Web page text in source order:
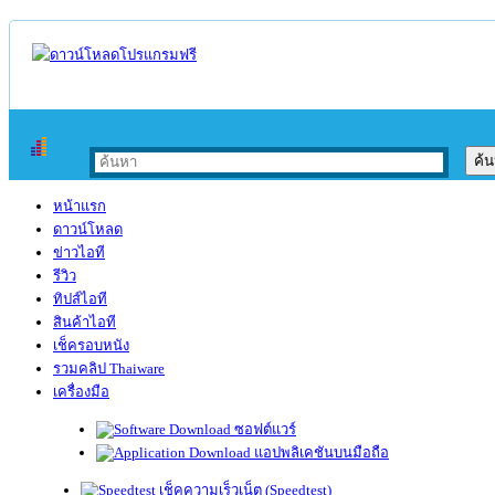
หน้าแรก
ดาวน์โหลด
ข่าวไอที
รีวิว
ทิปส์ไอที
สินค้าไอที
เช็ครอบหนัง
รวมคลิป Thaiware
เครื่องมือ
ซอฟต์แวร์
แอปพลิเคชันบนมือถือ
เช็คความเร็วเน็ต (Speedtest)